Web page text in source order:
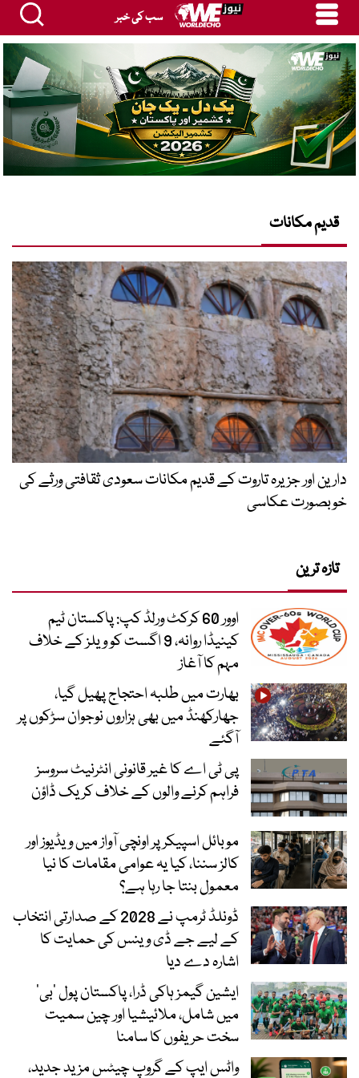
سب کی خبر
قدیم مکانات
دارین اور جزیرہ تاروت کے قدیم مکانات سعودی ثقافتی ورثے کی
خوبصورت عکاسی
تازہ ترین
اوور 60 کرکٹ ورلڈ کپ: پاکستان ٹیم
کینیڈا روانہ، 9 اگست کو ویلز کے خلاف
مہم کا آغاز
بھارت میں طلبہ احتجاج پھیل گیا،
جھارکھنڈ میں بھی ہزاروں نوجوان سڑکوں پر
آگئے
پی ٹی اے کا غیر قانونی انٹرنیٹ سروسز
فراہم کرنے والوں کے خلاف کریک ڈاؤن
موبائل اسپیکر پر اونچی آواز میں ویڈیوز اور
کالز سننا، کیا یہ عوامی مقامات کا نیا
معمول بنتا جا رہا ہے؟
ڈونلڈ ٹرمپ نے 2028 کے صدارتی انتخاب
کے لیے جے ڈی وینس کی حمایت کا
اشارہ دے دیا
ایشین گیمز ہاکی ڈرا، پاکستان پول ’بی‘
میں شامل، ملائیشیا اور چین سمیت
سخت حریفوں کا سامنا
واٹس ایپ کے گروپ چیٹس مزید جدید،